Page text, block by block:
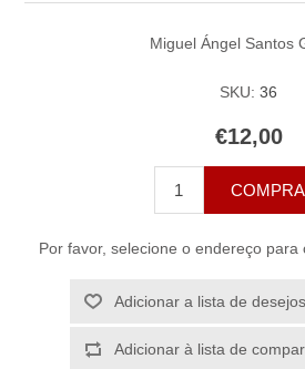
Miguel Ángel Santos
SKU: 36
€12,00
Por favor, selecione o endereço para
Adicionar a lista de desejos
Adicionar à lista de